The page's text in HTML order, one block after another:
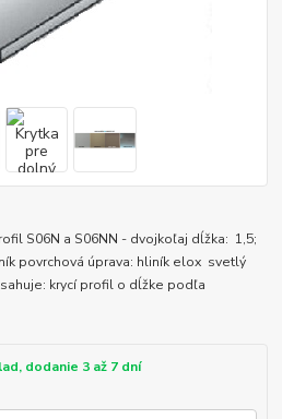
S06N a S06NN - dvojkoľaj dĺžka: 1,5;
povrchová úprava: hliník elox svetlý
krycí profil o dĺžke podľa
dodanie 3 až 7 dní